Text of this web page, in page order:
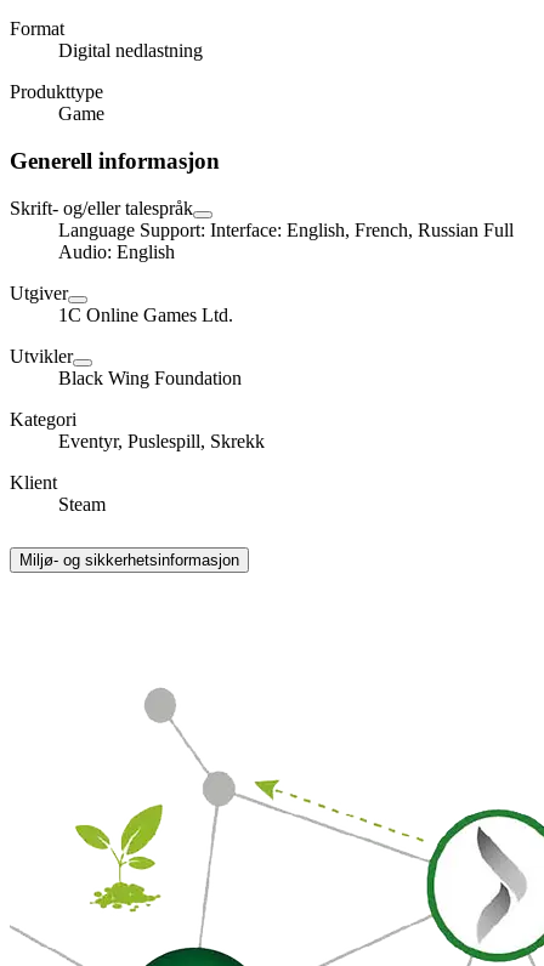
Format
Digital nedlastning
Produkttype
Game
Generell informasjon
Skrift- og/eller talespråk
Language Support: Interface: English, French, Russian Full
Audio: English
Utgiver
1C Online Games Ltd.
Utvikler
Black Wing Foundation
Kategori
Eventyr, Puslespill, Skrekk
Klient
Steam
Miljø- og sikkerhetsinformasjon